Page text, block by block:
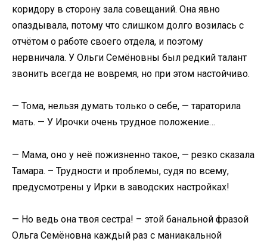
коридору в сторону зала совещаний. Она явно
опаздывала, потому что слишком долго возилась с
отчётом о работе своего отдела, и поэтому
нервничала. У Ольги Семёновны был редкий талант
звонить всегда не вовремя, но при этом настойчиво.
— Тома, нельзя думать только о себе, — тараторила
мать. — У Ирочки очень трудное положение…
— Мама, оно у неё пожизненно такое, — резко сказала
Тамара. – Трудности и проблемы, судя по всему,
предусмотрены у Ирки в заводских настройках!
— Но ведь она твоя сестра! – этой банальной фразой
Ольга Семёновна каждый раз с маниакальной